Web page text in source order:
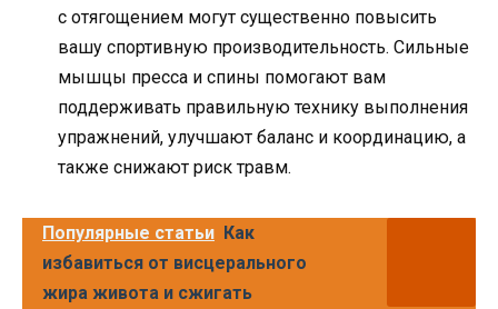
с отягощением могут существенно повысить
вашу спортивную производительность. Сильные
мышцы пресса и спины помогают вам
поддерживать правильную технику выполнения
упражнений, улучшают баланс и координацию, а
также снижают риск травм.
Популярные статьи Как
избавиться от висцерального
жира живота и сжигать